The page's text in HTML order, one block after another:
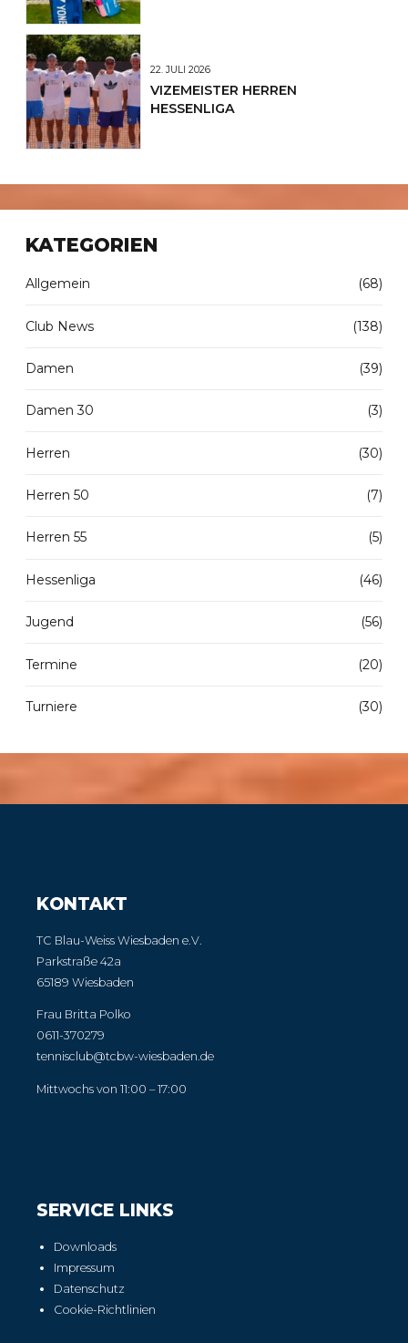
22. JULI 2026
VIZEMEISTER HERREN
HESSENLIGA
KATEGORIEN
Allgemein (68)
Club News (138)
Damen (39)
Damen 30 (3)
Herren (30)
Herren 50 (7)
Herren 55 (5)
Hessenliga (46)
Jugend (56)
Termine (20)
Turniere (30)
KONTAKT
TC Blau-Weiss Wiesbaden e.V.
Parkstraße 42a
65189 Wiesbaden
Frau Britta Polko
0611-370279
tennisclub@tcbw-wiesbaden.de
Mittwochs von 11:00 – 17:00
SERVICE LINKS
Downloads
Impressum
Datenschutz
Cookie-Richtlinien